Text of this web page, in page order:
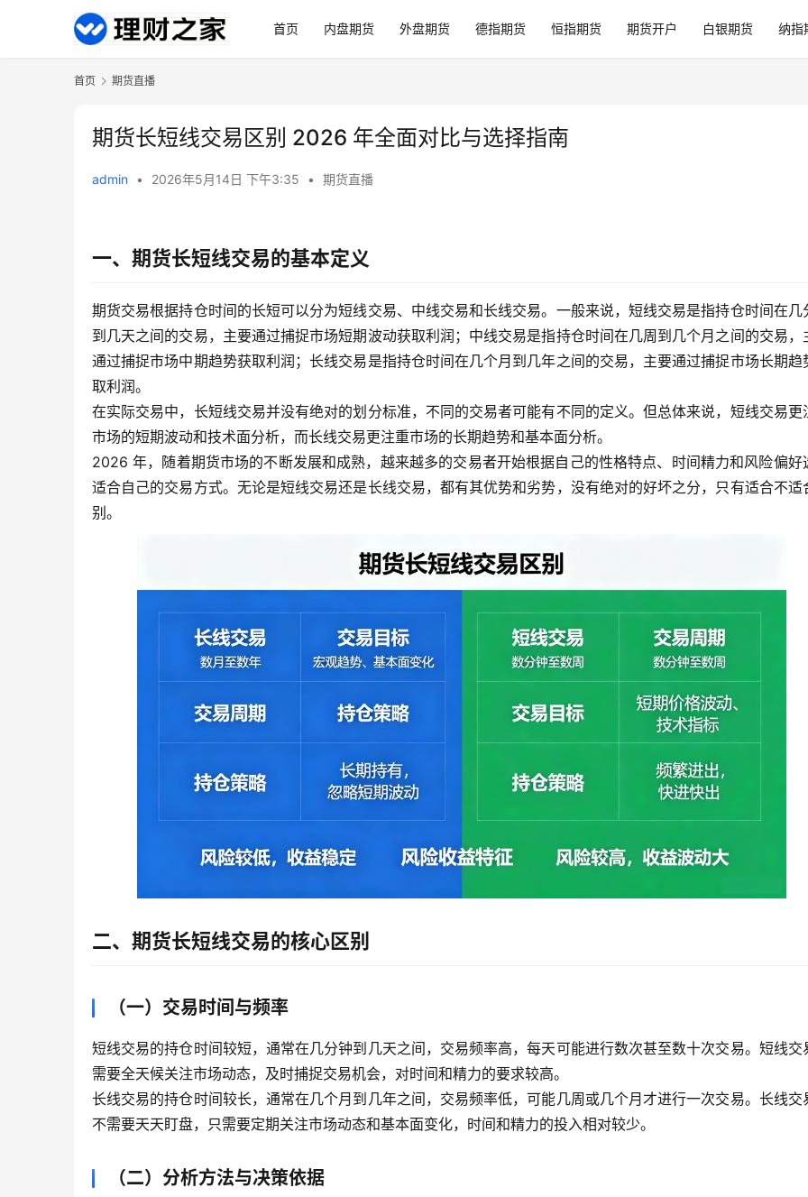
首页 内盘期货 外盘期货 德指期货 恒指期货 期货开户 白银期货 纳指
首页 期货直播
期货长短线交易区别 2026 年全面对比与选择指南
admin • 2026年5月14日 下午3:35 • 期货直播
一、期货长短线交易的基本定义
期货交易根据持仓时间的长短可以分为短线交易、中线交易和长线交易。一般来说，短线交易是指持仓时间在几
到几天之间的交易，主要通过捕捉市场短期波动获取利润；中线交易是指持仓时间在几周到几个月之间的交易，
通过捕捉市场中期趋势获取利润；长线交易是指持仓时间在几个月到几年之间的交易，主要通过捕捉市场长期趋
取利润。
在实际交易中，长短线交易并没有绝对的划分标准，不同的交易者可能有不同的定义。但总体来说，短线交易更
市场的短期波动和技术面分析，而长线交易更注重市场的长期趋势和基本面分析。
2026 年，随着期货市场的不断发展和成熟，越来越多的交易者开始根据自己的性格特点、时间精力和风险偏好
适合自己的交易方式。无论是短线交易还是长线交易，都有其优势和劣势，没有绝对的好坏之分，只有适合不适
别。
二、期货长短线交易的核心区别
（一）交易时间与频率
短线交易的持仓时间较短，通常在几分钟到几天之间，交易频率高，每天可能进行数次甚至数十次交易。短线交
需要全天候关注市场动态，及时捕捉交易机会，对时间和精力的要求较高。
长线交易的持仓时间较长，通常在几个月到几年之间，交易频率低，可能几周或几个月才进行一次交易。长线交
不需要天天盯盘，只需要定期关注市场动态和基本面变化，时间和精力的投入相对较少。
（二）分析方法与决策依据